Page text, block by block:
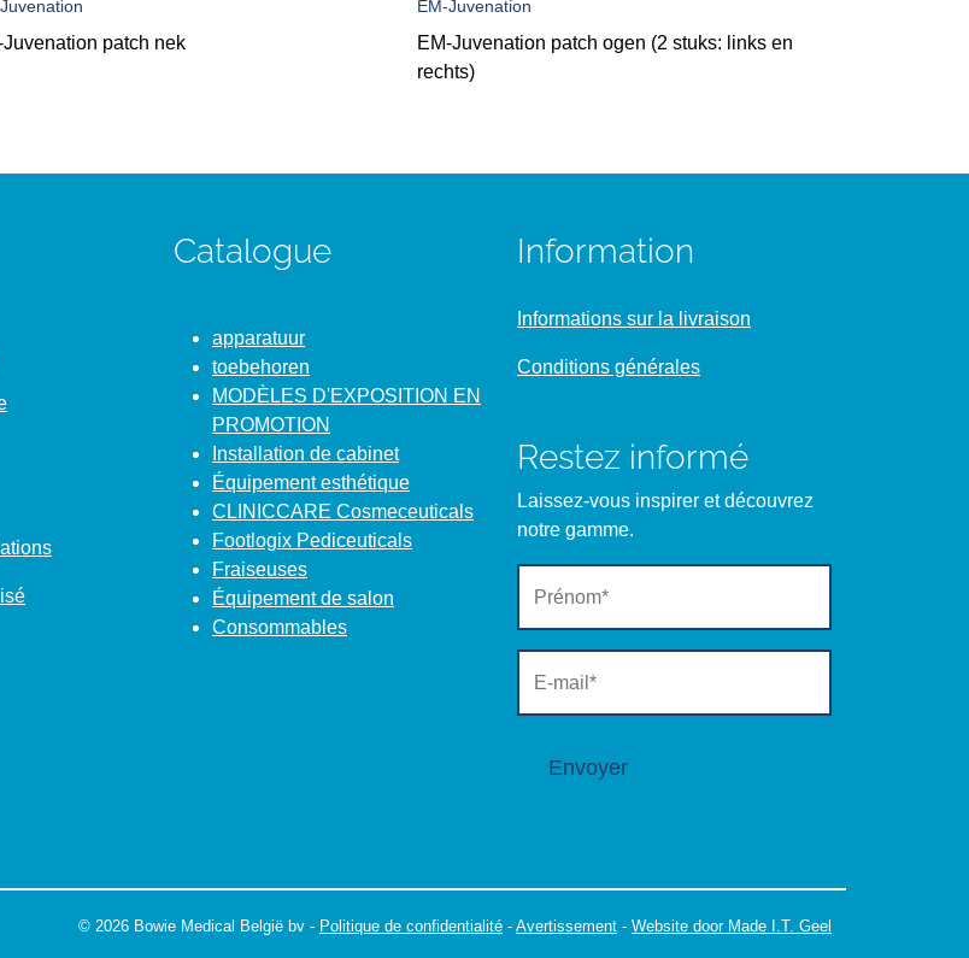
Juvenation patch nek
EM-Juvenation
EM-Juvenation patch ogen (2 stuks: links en
rechts)
Catalogue
apparatuur
toebehoren
MODÈLES D'EXPOSITION EN
PROMOTION
Installation de cabinet
Équipement esthétique
CLINICCARE Cosmeceuticals
Footlogix Pediceuticals
Fraiseuses
Équipement de salon
Consommables
Information
Informations sur la livraison
Conditions générales
Restez informé
Laissez-vous inspirer et découvrez
notre gamme.
Envoyer
© 2026 Bowie Medical België bv - Politique de confidentialité - Avertissement - Website door Made I.T. Geel